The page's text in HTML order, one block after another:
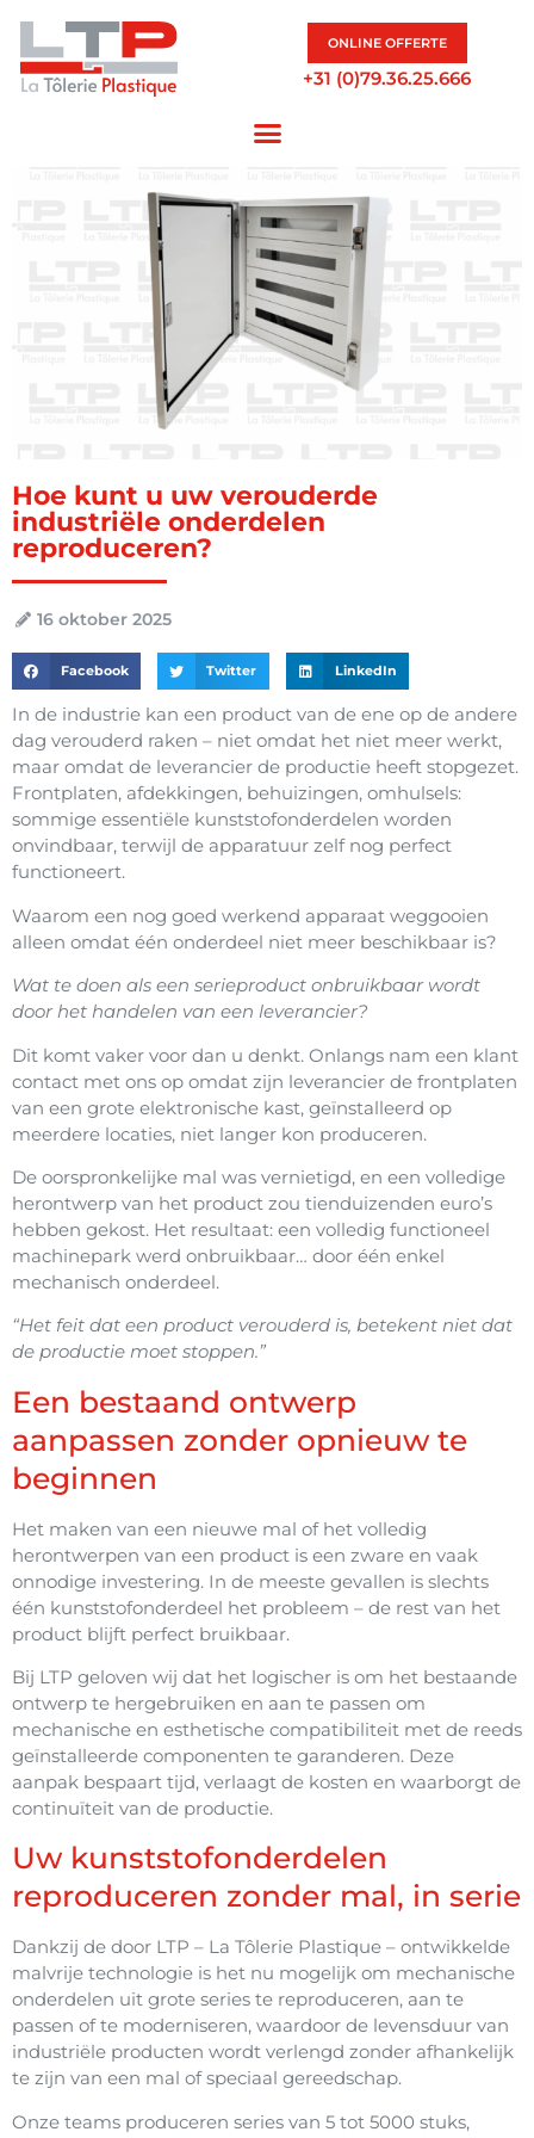
ONLINE OFFERTE
+31 (0)79.36.25.666
Hoe kunt u uw verouderde
industriële onderdelen
reproduceren?
16 oktober 2025
Facebook Twitter LinkedIn
In de industrie kan een product van de ene op de andere
dag verouderd raken – niet omdat het niet meer werkt,
maar omdat de leverancier de productie heeft stopgezet.
Frontplaten, afdekkingen, behuizingen, omhulsels:
sommige essentiële kunststofonderdelen worden
onvindbaar, terwijl de apparatuur zelf nog perfect
functioneert.
Waarom een nog goed werkend apparaat weggooien
alleen omdat één onderdeel niet meer beschikbaar is?
Wat te doen als een serieproduct onbruikbaar wordt
door het handelen van een leverancier?
Dit komt vaker voor dan u denkt. Onlangs nam een klant
contact met ons op omdat zijn leverancier de frontplaten
van een grote elektronische kast, geïnstalleerd op
meerdere locaties, niet langer kon produceren.
De oorspronkelijke mal was vernietigd, en een volledige
herontwerp van het product zou tienduizenden euro’s
hebben gekost. Het resultaat: een volledig functioneel
machinepark werd onbruikbaar… door één enkel
mechanisch onderdeel.
“Het feit dat een product verouderd is, betekent niet dat
de productie moet stoppen.”
Een bestaand ontwerp
aanpassen zonder opnieuw te
beginnen
Het maken van een nieuwe mal of het volledig
herontwerpen van een product is een zware en vaak
onnodige investering. In de meeste gevallen is slechts
één kunststofonderdeel het probleem – de rest van het
product blijft perfect bruikbaar.
Bij LTP geloven wij dat het logischer is om het bestaande
ontwerp te hergebruiken en aan te passen om
mechanische en esthetische compatibiliteit met de reeds
geïnstalleerde componenten te garanderen. Deze
aanpak bespaart tijd, verlaagt de kosten en waarborgt de
continuïteit van de productie.
Uw kunststofonderdelen
reproduceren zonder mal, in serie
Dankzij de door LTP – La Tôlerie Plastique – ontwikkelde
malvrije technologie is het nu mogelijk om mechanische
onderdelen uit grote series te reproduceren, aan te
passen of te moderniseren, waardoor de levensduur van
industriële producten wordt verlengd zonder afhankelijk
te zijn van een mal of speciaal gereedschap.
Onze teams produceren series van 5 tot 5000 stuks,